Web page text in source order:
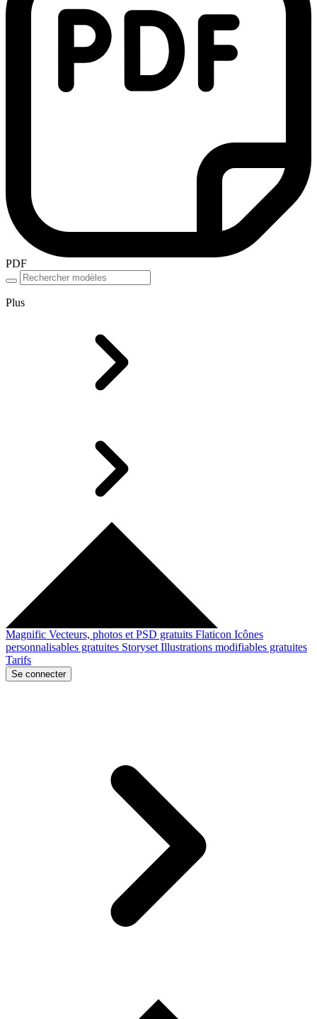
PDF
Plus
Magnific Vecteurs, photos et PSD gratuits Flaticon Icônes
personnalisables gratuites Storyset Illustrations modifiables gratuites
Tarifs
Se connecter